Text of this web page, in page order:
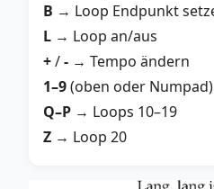
B → Loop Endpunkt
L → Loop an/aus
+/- → Tempo ändern
1–9(oben oder
Q–P → Loops 10–19
Z → Loop 20